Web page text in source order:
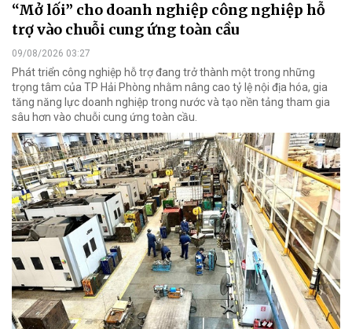
“Mở lối” cho doanh nghiệp công nghiệp hỗ
trợ vào chuỗi cung ứng toàn cầu
09/08/2026 03:27
Phát triển công nghiệp hỗ trợ đang trở thành một trong những
trọng tâm của TP Hải Phòng nhằm nâng cao tỷ lệ nội địa hóa, gia
tăng năng lực doanh nghiệp trong nước và tạo nền tảng tham gia
sâu hơn vào chuỗi cung ứng toàn cầu.